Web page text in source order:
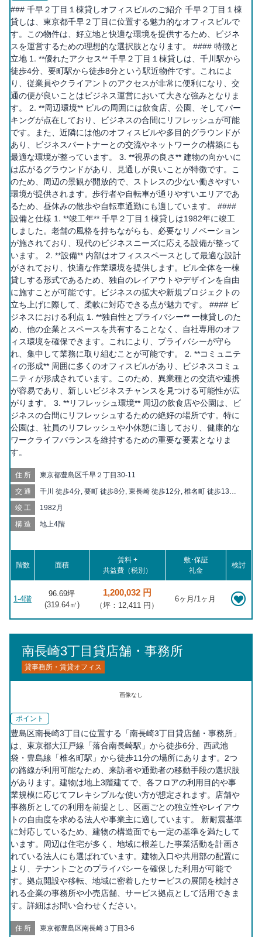
### 千早２丁目１棟貸しオフィスビルのご紹介 千早２丁目１棟
貸しは、東京都千早２丁目に位置する魅力的なオフィスビルで
す。この物件は、好立地と快適な環境を提供するため、ビジネ
スを運営するための理想的な選択肢となります。 #### 特徴と
立地 1. **優れたアクセス** 千早２丁目１棟貸しは、千川駅から
徒歩4分、要町駅から徒歩8分という駅近物件です。これによ
り、従業員やクライアントのアクセスが非常に便利になり、交
通の便が良いことはビジネス運営において大きな強みとなりま
す。 2. **周辺環境** ビルの周囲には飲食店、公園、そしてパー
キングが点在しており、ビジネスの合間にリフレッシュが可能
です。また、近隣には他のオフィスビルや多目的グラウンドが
あり、ビジネスパートナーとの交流やネットワークの構築にも
最適な環境が整っています。 3. **視界の良さ** 建物の向かいに
は広がるグラウンドがあり、見通しが良いことが特徴です。こ
のため、周辺の景観が開放的で、ストレスの少ない働きやすい
環境が提供されます。歩行者や自転車が通りやすいエリアであ
るため、昼休みの散歩や自転車通勤にも適しています。 ####
設備と仕様 1. **竣工年** 千早２丁目１棟貸しは1982年に竣工
しました。老舗の風格を持ちながらも、必要なリノベーション
が施されており、現代のビジネスニーズに応える設備が整って
います。 2. **設備** 内部はオフィススペースとして最適な設計
がされており、快適な作業環境を提供します。ビル全体を一棟
貸しする形式であるため、独自のレイアウトやデザインを自由
に施すことが可能です。ビジネスの拡大や新規プロジェクトの
立ち上げに際して、柔軟に対応できる点が魅力です。 #### ビ
ジネスにおける利点 1. **独自性とプライバシー** 一棟貸しのた
め、他の企業とスペースを共有することなく、自社専用のオフ
ィス環境を確保できます。これにより、プライバシーが守ら
れ、集中して業務に取り組むことが可能です。 2. **コミュニテ
ィの形成** 周囲に多くのオフィスビルがあり、ビジネスコミュ
ニティが形成されています。このため、異業種との交流や連携
が容易であり、新しいビジネスチャンスを見つける可能性が広
がります。 3. **リフレッシュ環境** 周辺の飲食店や公園は、ビ
ジネスの合間にリフレッシュするための絶好の場所です。特に
公園は、社員のリフレッシュや小休憩に適しており、健康的な
ワークライフバランスを維持するための重要な要素となりま
す。
住所 東京都豊島区千早２丁目30-11
交通
千川 徒歩4分, 要町 徒歩8分, 東長崎 徒歩12分, 椎名町 徒歩13分,
竣工 1982月
構造 地上4階
階数 面積
賃料 +
共益費（税別）
敷･保証
礼金
検討
1-4階
96.69坪
(319.64㎡)
1,200,032 円
（坪：12,411 円）
6ヶ月/1ヶ月
南長崎3丁目貸店舗・事務所
貸事務所・賃貸オフィス
画像なし
ポイント
豊島区南長崎3丁目に位置する「南長崎3丁目貸店舗・事務所」
は、東京都大江戸線「落合南長崎駅」から徒歩6分、西武池
袋・豊島線「椎名町駅」から徒歩11分の場所にあります。2つ
の路線が利用可能なため、来訪者や通勤者の移動手段の選択肢
があります。建物は地上3階建てで、各フロアの利用目的や事
業規模に応じてフレキシブルな使い方が想定されます。店舗や
事務所としての利用を前提とし、区画ごとの独立性やレイアウ
トの自由度を求める法人や事業主に適しています。 新耐震基準
に対応しているため、建物の構造面でも一定の基準を満たして
います。周辺は住宅が多く、地域に根差した事業活動を計画さ
れている法人にも選ばれています。建物入口や共用部の配置に
より、テナントごとのプライバシーを確保した利用が可能で
す。拠点開設や移転、地域に密着したサービスの展開を検討さ
れる企業の事務所や小売店舗、サービス拠点として活用できま
す。詳細はお問い合わせください。
住所 東京都豊島区南長崎３丁目3-6